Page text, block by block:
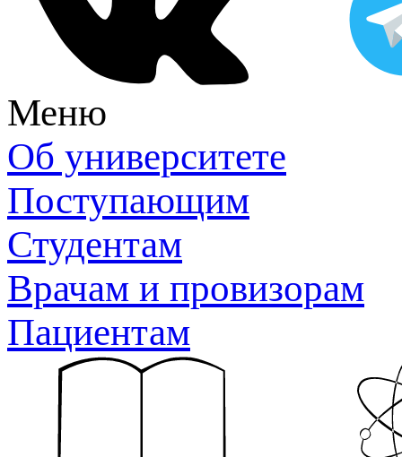
Меню
Об университете
Поступающим
Студентам
Врачам и провизорам
Пациентам